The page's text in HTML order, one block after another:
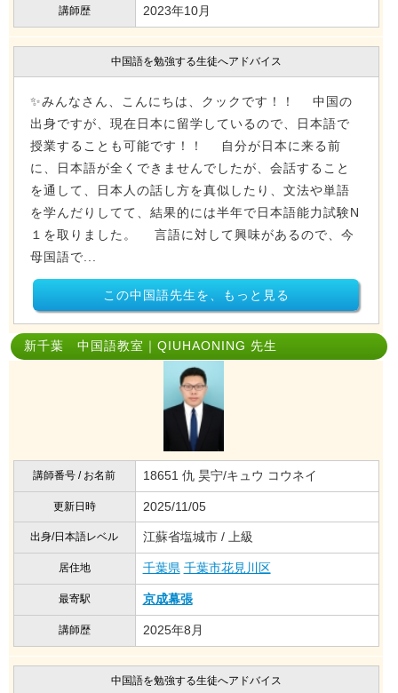
講師歴 2023年10月
中国語を勉強する生徒へアドバイス
✨みんなさん、こんにちは、クックです！！ 中国の
出身ですが、現在日本に留学しているので、日本語で
授業することも可能です！！ 自分が日本に来る前
に、日本語が全くできませんでしたが、会話すること
を通して、日本人の話し方を真似したり、文法や単語
を学んだりしてて、結果的には半年で日本語能力試験N
１を取りました。 言語に対して興味があるので、今
母国語で...
この中国語先生を、もっと見る
新千葉 中国語教室｜QIUHAONING 先生
講師番号 / お名前 18651 仇 昊宁/キュウ コウネイ
更新日時 2025/11/05
出身/日本語レベル 江蘇省塩城市 / 上級
居住地 千葉県 千葉市花見川区
最寄駅 京成幕張
講師歴 2025年8月
中国語を勉強する生徒へアドバイス